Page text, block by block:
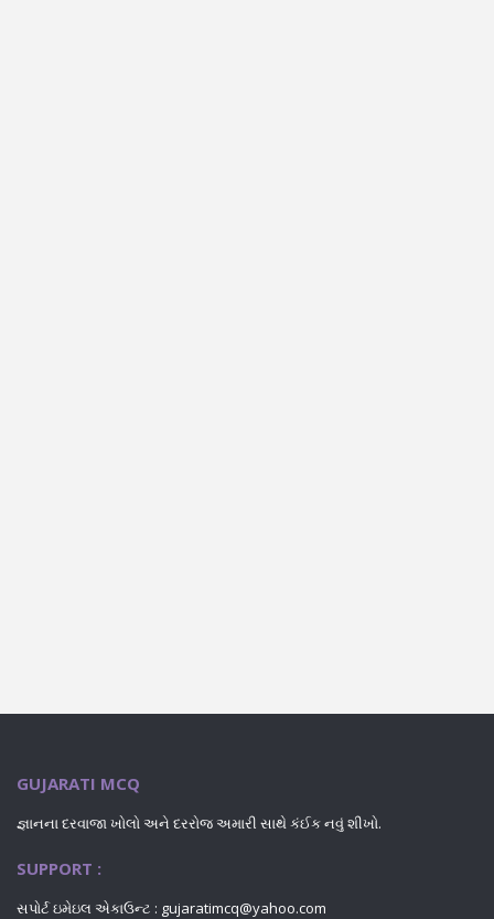
GUJARATI MCQ
જ્ઞાનના દરવાજા ખોલો અને દરરોજ અમારી સાથે કંઈક નવું શીખો.
SUPPORT :
સપોર્ટ ઇમેઇલ એકાઉન્ટ : gujaratimcq@yahoo.com